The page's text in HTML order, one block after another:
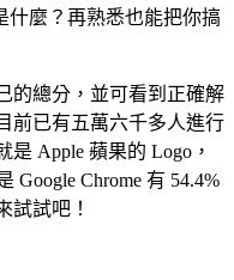
什麼？再熟悉也能把你搞
的總分，並可看到正確解
前已有五萬六千多人進行
Apple 蘋果的 Logo，
Google Chrome 有 54.4%
試試吧！